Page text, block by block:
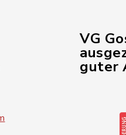
VG
guter